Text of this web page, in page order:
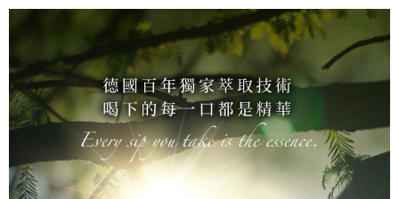
2.透過簡訊連結打開帳單後，可選擇「超商條碼／台灣大直營門市／銀行轉
帳／街口支付／iPASS MONEY」等通路繳費。
【注意事項】
1.本服務係由「台灣大哥大股份有限公司」（以下簡稱本公司）所提供，讓
用戶於交易時，得透過本服務購買商品或服務，並由商店將買賣／分期付款
買賣價金債權讓與本公司後，依約使用本公司帳單繳交帳款。
2.基於同意付款使用「大哥付你分期」之契約關係目的，商店將以您的個人
資料（包含姓名、電話或地址）提供予台灣大哥大進項蒐集、處理及利用，
由本公司與您本人進行分期帳單所需資料之確認、核對及更正。
3.完整用戶服務條款，請詳閱以下連結：
https://oppay.tw/userRule
結帳頁面，進行簡訊認證並確認金額後，即可完成結帳。
２．訂單成立數日內，您將收到繳費通知簡訊。
３．收到繳費通知簡訊後14天內，點擊此簡訊中的連結，可透過四大超商／
ATM／網路銀行／等多元方式進行付款，方視為交易完成。
※ 請注意：結帳手續完成當下不需立刻繳費，但若您需要取消訂單，請聯絡
購買商品的店家。未經商家同意取消之訂單仍視為有效，需透過AFTEE先享
後付繳納相關費用。
※ 交易是否成功請以「AFTEE先享後付 」之結帳頁面顯示為準，若有關於
是否繳費成功／繳費後需取消欲退款等相關疑問，請聯繫「AFTEE先享後付
客戶支援中心」
https://netprotections.freshdesk.com/support/home
【注意事項】
宅配
每筆NT$70，滿NT$499(含以上)免運費
離島宅配
每筆NT$220，滿NT$1,200(含以上)免運費
貨到付款
每筆NT$120，滿NT$699(含以上)免運費